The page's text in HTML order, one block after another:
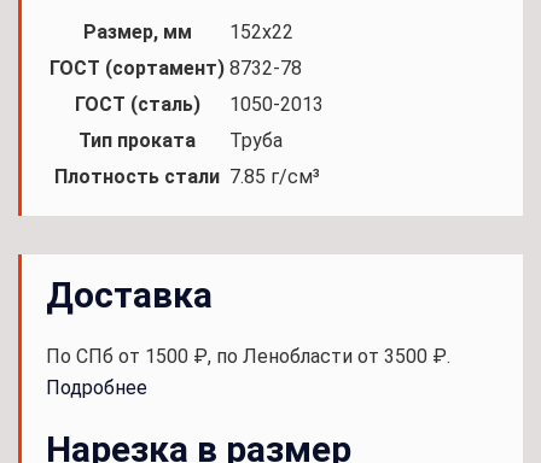
Размер, мм
152x22
ГОСТ (сортамент) 8732-78
ГОСТ (сталь)
1050-2013
Тип проката
Труба
Плотность стали 7.85 г/см³
Доставка
По СПб от 1500 ₽, по Ленобласти от 3500 ₽.
Подробнее
Нарезка в размер